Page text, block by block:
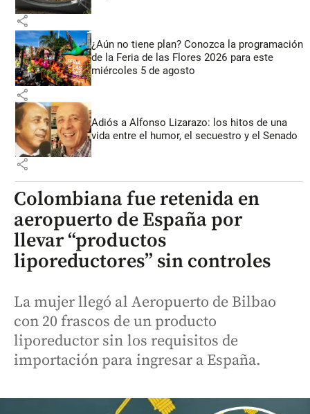
share
¿Aún no tiene plan? Conozca la programación
de la Feria de las Flores 2026 para este
miércoles 5 de agosto
share
Adiós a Alfonso Lizarazo: los hitos de una
vida entre el humor, el secuestro y el Senado
share
Colombiana fue retenida en
aeropuerto de España por
llevar “productos
liporeductores” sin controles
La mujer llegó al Aeropuerto de Bilbao
con 20 frascos de un producto
liporeductor sin los requisitos de
importación para ingresar a España.